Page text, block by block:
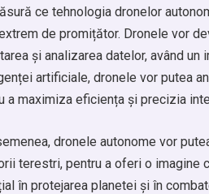
ce tehnologia dronelor
de promițător. Dronele vor
și analizarea datelor, având
artificiale, dronele vor putea
a maximiza eficiența și precizia
dronele autonome vor
terestri, pentru a oferi o imagine
în protejarea planetei și în